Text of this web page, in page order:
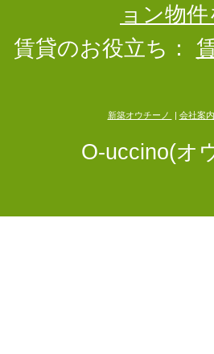
ョン物
賃貸のお役立ち：
新築オウチーノ 会社案内
O-uccino(オ